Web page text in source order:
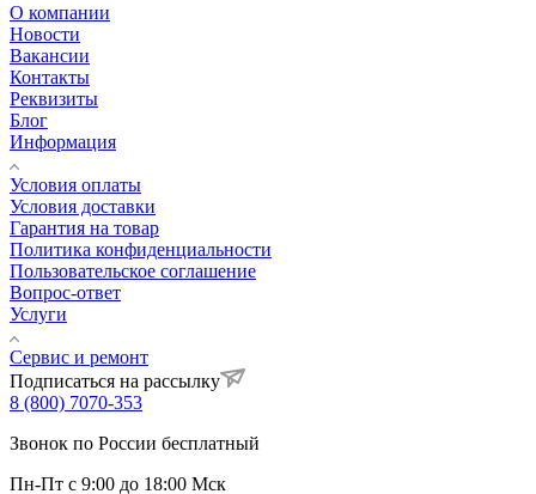
О компании
Новости
Вакансии
Контакты
Реквизиты
Блог
Информация
Условия оплаты
Условия доставки
Гарантия на товар
Политика конфиденциальности
Пользовательское соглашение
Вопрос-ответ
Услуги
Сервис и ремонт
Подписаться на рассылку
8 (800) 7070-353
Звонок по России бесплатный
Пн-Пт с 9:00 до 18:00 Мск